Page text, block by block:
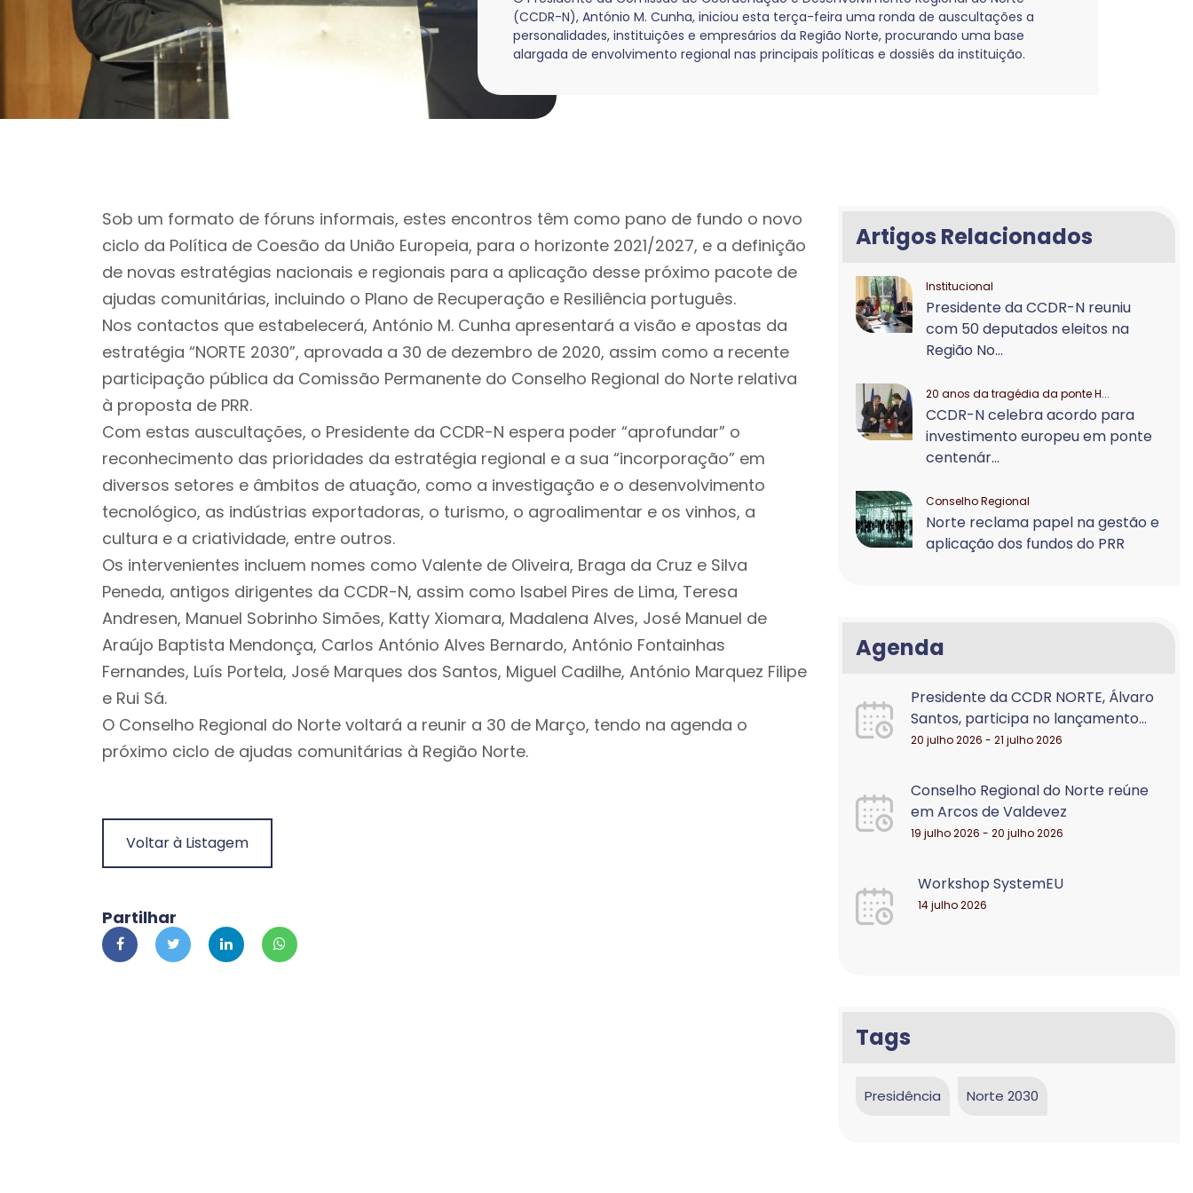
(CCDR-N), António M. Cunha, iniciou esta terça-feira uma ronda de auscultações a
personalidades, instituições e empresários da Região Norte, procurando uma base
alargada de envolvimento regional nas principais políticas e dossiês da instituição.
Sob um formato de fóruns informais, estes encontros têm como pano de fundo o novo
ciclo da Política de Coesão da União Europeia, para o horizonte 2021/2027, e a definição
de novas estratégias nacionais e regionais para a aplicação desse próximo pacote de
ajudas comunitárias, incluindo o Plano de Recuperação e Resiliência português.
Nos contactos que estabelecerá, António M. Cunha apresentará a visão e apostas da
estratégia “NORTE 2030”, aprovada a 30 de dezembro de 2020, assim como a recente
participação pública da Comissão Permanente do Conselho Regional do Norte relativa
à proposta de PRR.
Com estas auscultações, o Presidente da CCDR-N espera poder “aprofundar” o
reconhecimento das prioridades da estratégia regional e a sua “incorporação” em
diversos setores e âmbitos de atuação, como a investigação e o desenvolvimento
tecnológico, as indústrias exportadoras, o turismo, o agroalimentar e os vinhos, a
cultura e a criatividade, entre outros.
Os intervenientes incluem nomes como Valente de Oliveira, Braga da Cruz e Silva
Peneda, antigos dirigentes da CCDR-N, assim como Isabel Pires de Lima, Teresa
Andresen, Manuel Sobrinho Simões, Katty Xiomara, Madalena Alves, José Manuel de
Araújo Baptista Mendonça, Carlos António Alves Bernardo, António Fontainhas
Fernandes, Luís Portela, José Marques dos Santos, Miguel Cadilhe, António Marquez Filipe
e Rui Sá.
O Conselho Regional do Norte voltará a reunir a 30 de Março, tendo na agenda o
próximo ciclo de ajudas comunitárias à Região Norte.
Voltar à Listagem
Partilhar
Artigos Relacionados
Institucional
Presidente da CCDR-N reuniu
com 50 deputados eleitos na
Região No...
20 anos da tragédia da ponte H...
CCDR-N celebra acordo para
investimento europeu em ponte
centenár...
Conselho Regional
Norte reclama papel na gestão e
aplicação dos fundos do PRR
Agenda
Presidente da CCDR NORTE, Álvaro
Santos, participa no lançamento...
20 julho 2026 - 21 julho 2026
Conselho Regional do Norte reúne
em Arcos de Valdevez
19 julho 2026 - 20 julho 2026
Workshop SystemEU
14 julho 2026
Tags
Presidência Norte 2030